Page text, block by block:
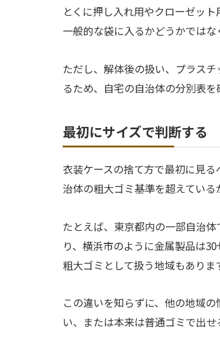
とくに押し入れ用やクローゼッ
一般的な袋に入るかどうかではな
ただし、解体後の扱い、プラス
るため、自宅の自治体の分別表を
最初にサイズで判断する
衣装ケースの捨て方で最初に見
治体の粗大ゴミ基準を超えている
たとえば、東京都内の一部自治
り、横浜市のように金属製品は
粗大ゴミとして扱う地域もありま
この違いを知らずに、他の地域
い、または本来は普通ゴミで出